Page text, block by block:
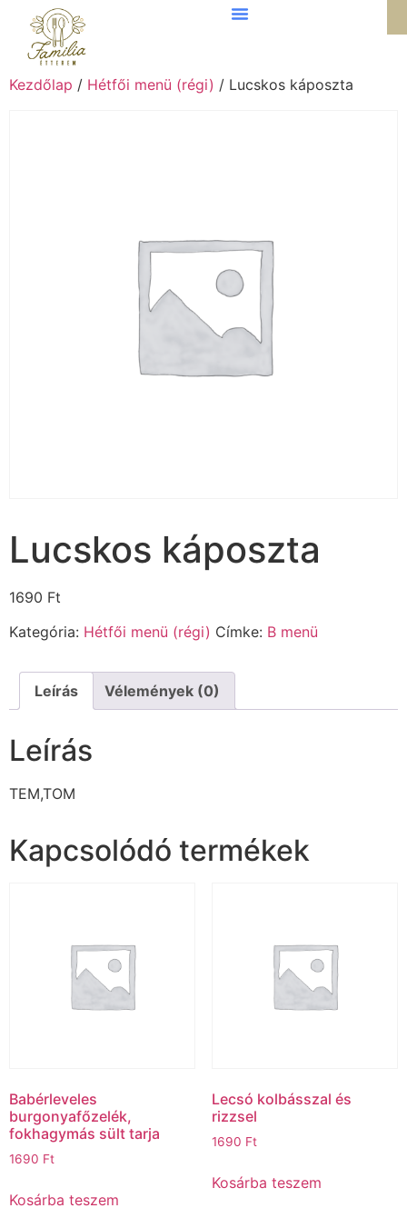
Kezdőlap / Hétfői menü (régi) / Lucskos káposzta
Lucskos káposzta
1690 Ft
Kategória: Hétfői menü (régi) Címke: B menü
Leírás Vélemények (0)
Leírás
TEM,TOM
Kapcsolódó termékek
Babérleveles
burgonyafőzelék,
fokhagymás sült tarja
1690 Ft
Kosárba teszem
Lecsó kolbásszal és
rizzsel
1690 Ft
Kosárba teszem